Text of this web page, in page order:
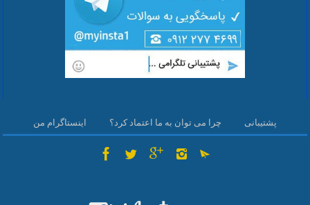
اینستاگرام من چرا می توان به ما اعتماد کرد؟ پشتیبانی